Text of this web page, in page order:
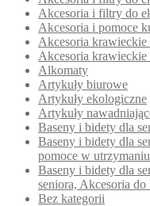
Akcesoria i filtry do
Akcesoria i pomoce
Akcesoria
Akcesoria
Alkomaty
Artykuły biurowe
Artykuły ekologiczne
Artykuły
Baseny i bidety dla
Baseny i bidety dla
pomoce w
Baseny i bidety dla
seniora, Akcesoria
Bez kategorii